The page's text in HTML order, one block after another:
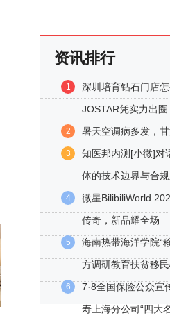
资讯排行
1
深圳培育钻石门店
JOSTAR凭实力出圈
2 暑天空调病多发，
3
知医邦内测[小微]对
体的技术边界与合
4
微星BilibiliWorld
传奇，新品耀全场
5
海南热带海洋学院“
方调研教育扶贫移
6
7·8全国保险公众
寿上海分公司“四大